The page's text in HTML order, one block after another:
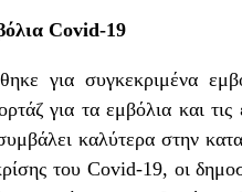
Covid-19
για συγκεκριμένα
για τα εμβόλια και
καλύτερα στην
του Covid-19, οι